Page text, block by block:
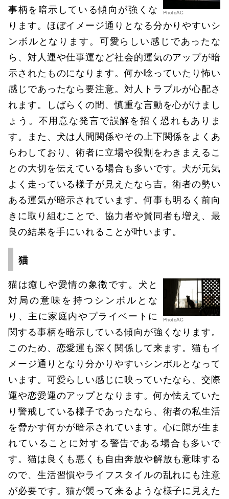
PhotoAC
事柄を暗示している傾向が強くな
ります。ほぼイメージ通りとなる分かりやすいシ
ンボルとなります。可愛らしい感じであったな
ら、対人運や仕事運など社会的運気のアップが暗
示されたものになります。何か唸っていたり怖い
感じであったなら要注意。対人トラブルが心配さ
れます。しばらくの間、慎重な言動を心がけまし
ょう。不用意な発言で誤解を招く恐れもありま
す。また、犬は人間関係やその上下関係をよくあ
らわしており、術者に立場や役割をわきまえるこ
との大切を伝えている場合も多いです。犬が元気
よく走っている様子が見えたなら吉。術者の勢い
ある運気が暗示されています。何事も明るく前向
きに取り組むことで、協力者や賛同者も増え、最
良の結果を手にいれることが叶います。
猫
PhotoAC
猫は癒しや愛情の象徴です。犬と
対局の意味を持つシンボルとな
り、主に家庭内やプライベートに
関する事柄を暗示している傾向が強くなります。
このため、恋愛運も深く関係して来ます。猫もイ
メージ通りとなり分かりやすいシンボルとなって
います。可愛らしい感じに映っていたなら、交際
運や恋愛運のアップとなります。何か怯えていた
り警戒している様子であったなら、術者の私生活
を脅かす何かが暗示されています。心に隙が生ま
れていることに対する警告である場合も多いで
す。猫は良くも悪くも自由奔放や解放も意味する
ので、生活習慣やライフスタイルの乱れにも注意
が必要です。猫が襲って来るような様子に見えた